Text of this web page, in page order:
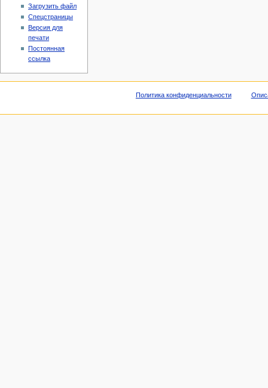
Загрузить файл
Спецстраницы
Версия для
печати
Постоянная
ссылка
Политика конфиденциальности